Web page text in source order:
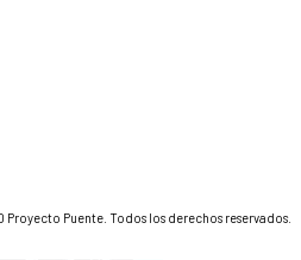
Puente. Todos los derechos reservados.